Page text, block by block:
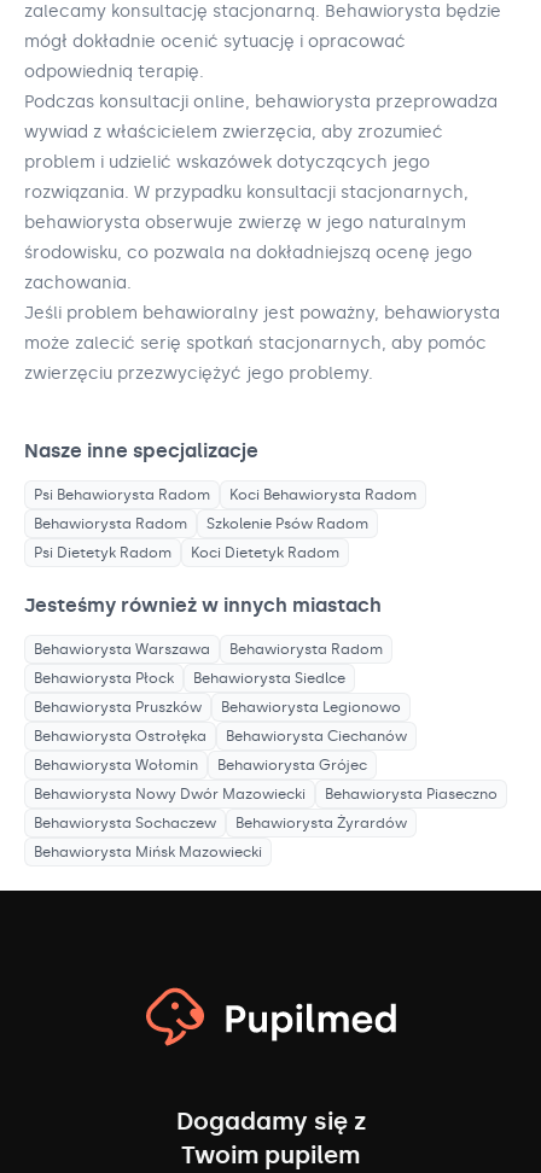
zalecamy konsultację stacjonarną. Behawiorysta będzie
mógł dokładnie ocenić sytuację i opracować
odpowiednią terapię.
Podczas konsultacji online, behawiorysta przeprowadza
wywiad z właścicielem zwierzęcia, aby zrozumieć
problem i udzielić wskazówek dotyczących jego
rozwiązania. W przypadku konsultacji stacjonarnych,
behawiorysta obserwuje zwierzę w jego naturalnym
środowisku, co pozwala na dokładniejszą ocenę jego
zachowania.
Jeśli problem behawioralny jest poważny, behawiorysta
może zalecić serię spotkań stacjonarnych, aby pomóc
zwierzęciu przezwyciężyć jego problemy.
Nasze inne specjalizacje
Psi Behawiorysta Radom Koci Behawiorysta Radom
Behawiorysta Radom Szkolenie Psów Radom
Psi Dietetyk Radom Koci Dietetyk Radom
Jesteśmy również w innych miastach
Behawiorysta Warszawa Behawiorysta Radom
Behawiorysta Płock Behawiorysta Siedlce
Behawiorysta Pruszków Behawiorysta Legionowo
Behawiorysta Ostrołęka Behawiorysta Ciechanów
Behawiorysta Wołomin Behawiorysta Grójec
Behawiorysta Nowy Dwór Mazowiecki Behawiorysta Piaseczno
Behawiorysta Sochaczew Behawiorysta Żyrardów
Behawiorysta Mińsk Mazowiecki
Dogadamy się z
Twoim pupilem